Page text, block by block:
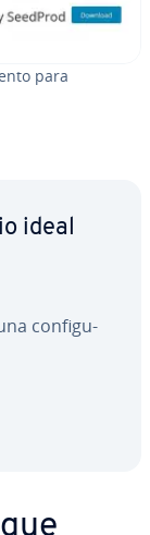
para
ideal
co­n­fi­gu­